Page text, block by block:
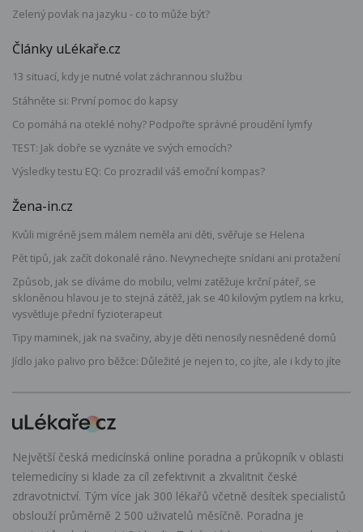
Zelený povlak na jazyku - co to může být?
Články uLékaře.cz
13 situací, kdy je nutné volat záchrannou službu
Stáhněte si: První pomoc do kapsy
Co pomáhá na oteklé nohy? Podpořte správné proudění lymfy
TEST: Jak dobře se vyznáte ve svých emocích?
Výsledky testu EQ: Co prozradil váš emoční kompas?
Žena-in.cz
Kvůli migréně jsem málem neměla ani děti, svěřuje se Helena
Pět tipů, jak začít dokonalé ráno. Nevynechejte snídani ani protažení
Způsob, jak se díváme do mobilu, velmi zatěžuje krční páteř, se
skloněnou hlavou je to stejná zátěž, jak se 40 kilovým pytlem na krku,
vysvětluje přední fyzioterapeut
Tipy maminek, jak na svačiny, aby je děti nenosily nesnědené domů
Jídlo jako palivo pro běžce: Důležité je nejen to, co jíte, ale i kdy to jíte
Největší česká medicínská online poradna a průkopník v oblasti
telemedicíny si klade za cíl zefektivnit a zkvalitnit české
zdravotnictví. Tým více jak 300 lékařů včetně desítek specialistů
obslouží průměrně 2 500 uživatelů měsíčně. Poradna je